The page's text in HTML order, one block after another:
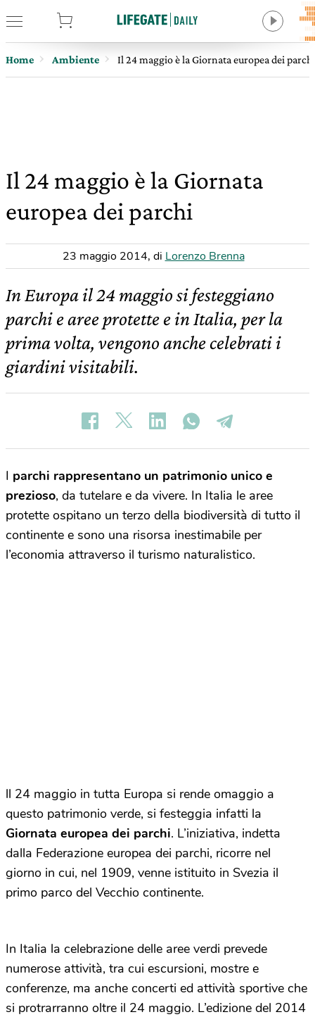
Home Ambiente Il 24 maggio è la Giornata europea dei parchi
Il 24 maggio è la Giornata
europea dei parchi
23 maggio 2014, di Lorenzo Brenna
In Europa il 24 maggio si festeggiano
parchi e aree protette e in Italia, per la
prima volta, vengono anche celebrati i
giardini visitabili.
I parchi rappresentano un patrimonio unico e
prezioso, da tutelare e da vivere. In Italia le aree
protette ospitano un terzo della biodiversità di tutto il
continente e sono una risorsa inestimabile per
l’economia attraverso il turismo naturalistico.
ll 24 maggio in tutta Europa si rende omaggio a
questo patrimonio verde, si festeggia infatti la
Giornata europea dei parchi. L’iniziativa, indetta
dalla Federazione europea dei parchi, ricorre nel
giorno in cui, nel 1909, venne istituito in Svezia il
primo parco del Vecchio continente.
In Italia la celebrazione delle aree verdi prevede
numerose attività, tra cui escursioni, mostre e
conferenze, ma anche concerti ed attività sportive che
si protrarranno oltre il 24 maggio. L’edizione del 2014